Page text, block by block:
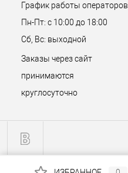
График работы операторов
Пн-Пт: с 10:00 до 18:00
Сб, Вс: выходной
Заказы через сайт
принимаются
круглосуточно